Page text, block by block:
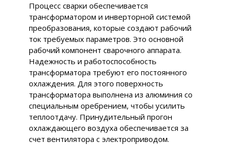
Процесс сварки обеспечивается
трансформатором и инверторной системой
преобразования, которые создают рабочий
ток требуемых параметров. Это основной
рабочий компонент сварочного аппарата.
Надежность и работоспособность
трансформатора требуют его постоянного
охлаждения. Для этого поверхность
трансформатора выполнена из алюминия со
специальным оребрением, чтобы усилить
теплоотдачу. Принудительный прогон
охлаждающего воздуха обеспечивается за
счет вентилятора с электроприводом.